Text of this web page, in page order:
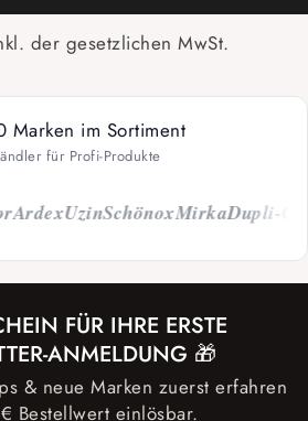
der gesetzlichen MwSt.
Marken im Sortiment
für Profi-Produkte
UzinSchönoxMirkaDupli-
FÜR IHRE ERSTE
ANMELDUNG 🎁
& neue Marken zuerst erfahren
Bestellwert einlösbar.